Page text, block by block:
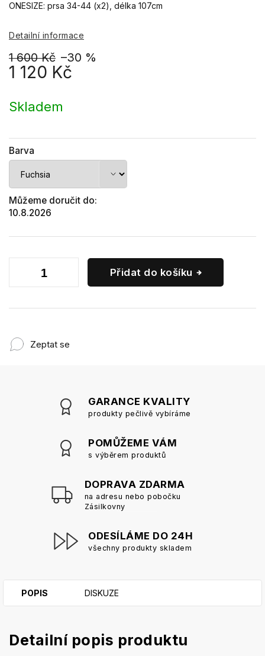
1 600 Kč –30 %
1 120 Kč
cena:
Skladem
Barva
Můžeme doručit do:
10.8.2026
Přidat do košíku
ONESIZE: prsa 34-44 (x2), délka 107cm
Detailní informace
Zeptat se
GARANCE KVALITY
produkty pečlivě vybíráme
POMŮŽEME VÁM
s výběrem produktů
DOPRAVA ZDARMA
na adresu nebo pobočku
Zásilkovny
ODESÍLÁME DO 24H
všechny produkty skladem
POPIS DISKUZE
Detailní popis produktu